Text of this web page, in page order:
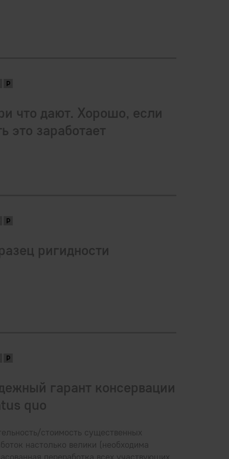
что дают. Хорошо, если
это заработает
ригидности
гарант консервации
quo
стоимость существенных
настолько велики (необходима